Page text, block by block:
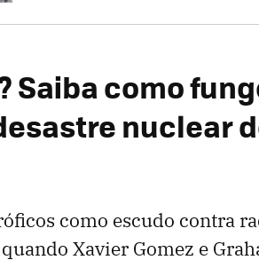
Saiba como
nuclear
como escudo contra
Xavier Gomez e